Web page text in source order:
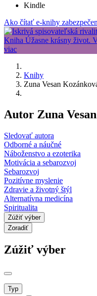
Kindle
Ako čítať e-knihy
Knihy
Zuna Vesan
Autor Zuna
Sledovať autora
Odborné a náučné
Náboženstvo a ezoterika
Motivácia a sebarozvoj
Sebarozvoj
Pozitívne myslenie
Zdravie a životný štýl
Alternatívna medicína
Spiritualita
Zúžiť výber
Zoradiť
Zúžiť výber
Typ